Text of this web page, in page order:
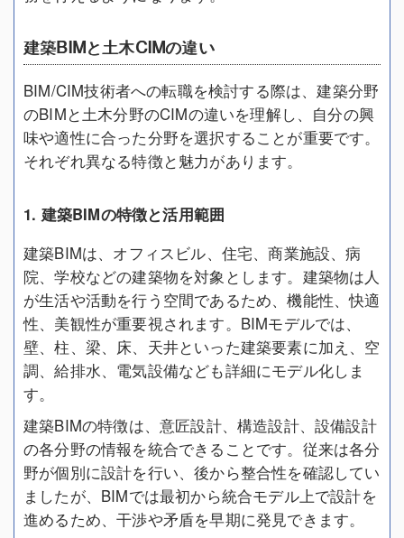
建築BIMと土木CIMの違い
BIM/CIM技術者への転職を検討する際は、建築分野
のBIMと土木分野のCIMの違いを理解し、自分の興
味や適性に合った分野を選択することが重要です。
それぞれ異なる特徴と魅力があります。
1. 建築BIMの特徴と活用範囲
建築BIMは、オフィスビル、住宅、商業施設、病
院、学校などの建築物を対象とします。建築物は人
が生活や活動を行う空間であるため、機能性、快適
性、美観性が重要視されます。BIMモデルでは、
壁、柱、梁、床、天井といった建築要素に加え、空
調、給排水、電気設備なども詳細にモデル化しま
す。
建築BIMの特徴は、意匠設計、構造設計、設備設計
の各分野の情報を統合できることです。従来は各分
野が個別に設計を行い、後から整合性を確認してい
ましたが、BIMでは最初から統合モデル上で設計を
進めるため、干渉や矛盾を早期に発見できます。